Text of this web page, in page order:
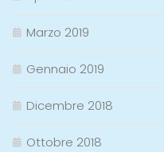
Marzo 2019
Gennaio 2019
Dicembre 2018
Ottobre 2018